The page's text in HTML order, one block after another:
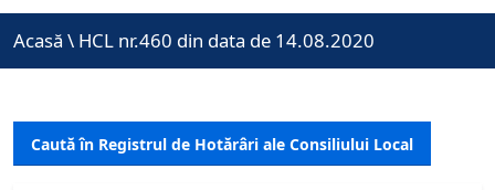
Acasă \ HCL nr.460 din data de 14.08.2020
Caută în Registrul de Hotărâri ale Consiliului Local